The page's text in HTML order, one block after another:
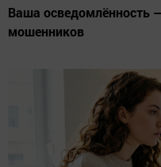
Ваша осведомлённость
мошенников